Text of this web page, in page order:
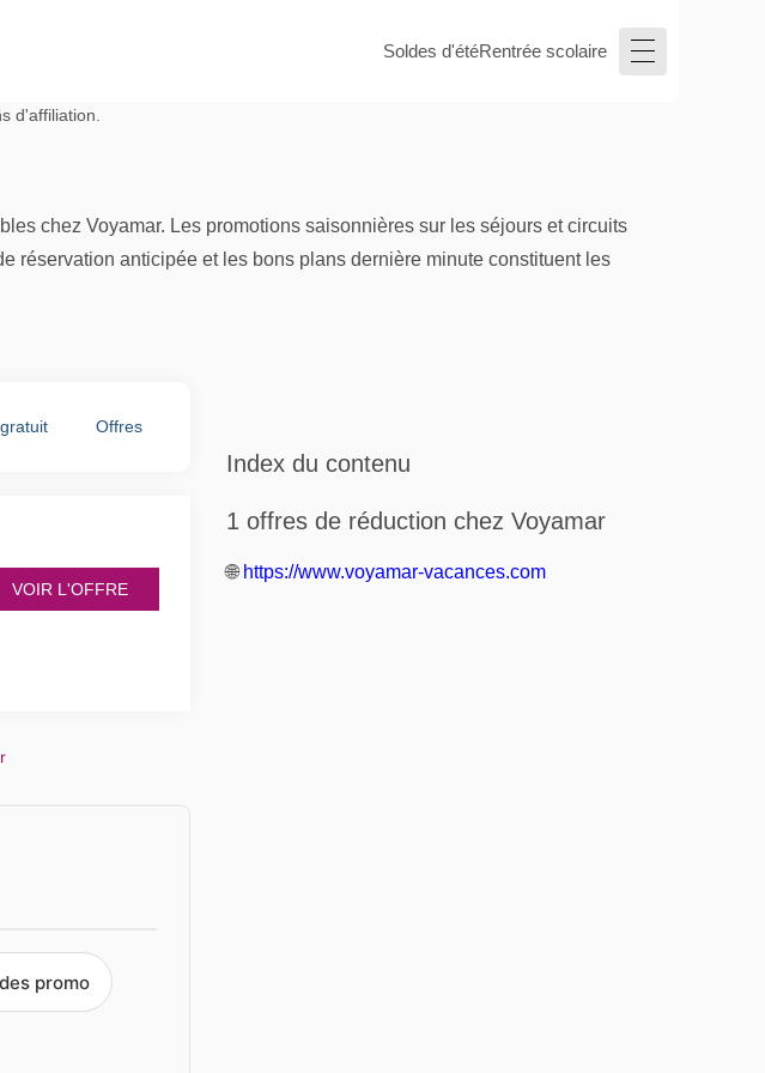
Soldes d'étéRentrée scolaire
d'affiliation.
chez Voyamar. Les promotions saisonnières sur les séjours et circuits
réservation anticipée et les bons plans dernière minute constituent les
Offres
VOIR L'OFFRE
promo
Index du contenu
1 offres de réduction chez Voyamar
🌐 https://www.voyamar-vacances.com